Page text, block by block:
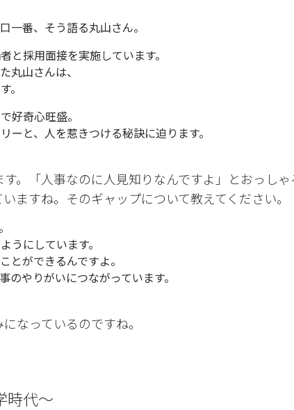
一番、そう語る丸山さん。
と採用面接を実施しています。
丸山さんは、
。
好奇心旺盛。
ーと、人を惹きつける秘訣に迫ります。
。「人事なのに人見知りなんですよ」とおっし
ますね。そのギャップについて教えてください。
うにしています。
とができるんですよ。
やりがいにつながっています。
なっているのですね。
時代〜